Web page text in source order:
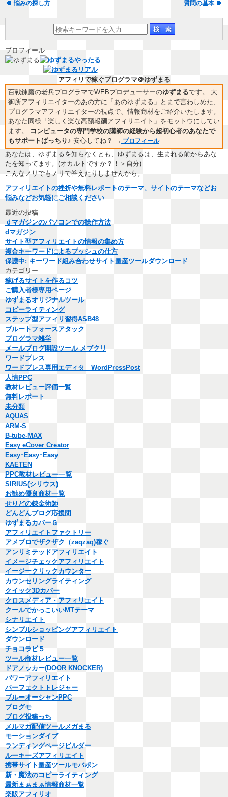
悩みの探し方 質問の基本
プロフィール
アフィリで稼ぐプログラマ＠ゆずまる
百戦錬磨の老兵プログラマでWEBプロデューサーのゆずまるです。 大
御所アフィリエイターのあの方に「あのゆずまる」とまで言わしめた、
プログラマアフィリエイターの視点で、情報商材をご紹介いたします。
あなた同様「楽しく楽な高額報酬アフィリエイト」をモットウにしてい
ます。
コンピュータの専門学校の講師の経験から超初心者のあなたで
もサポートばっちり♪ 安心してね？ → プロフィール
あなたは、ゆずまるを知らなくとも、ゆずまるは、生まれる前からあな
たを知ってます。(オカルトですか？！＞自分)
こんなノリでもノリで答えたりしませんから。
アフィリエイトの挫折や無料レポートのテーマ、サイトのテーマなどお
悩みなどお気軽にご相談ください
最近の投稿
ｄマガジンのパソコンでの操作方法
dマガジン
サイト型アフィリエイトの情報の集め方
複合キーワードによるプッシュの仕方
保護中: キーワード組み合わせサイト量産ツールダウンロード
カテゴリー
稼げるサイトを作るコツ
ご購入者様専用ページ
ゆずまるオリジナルツール
コピーライティング
ステップ型アフィリ習得ASB48
ブルートフォースアタック
プログラマ雑学
メールブログ開設ツール メブクリ
ワードプレス
ワードプレス専用エディタ WordPressPost
人情PPC
教材レビュー評価一覧
無料レポート
未分類
AQUAS
ARM-S
B-tube-MAX
Easy eCover Creator
Easy･Easy･Easy
KAETEN
PPC教材レビュー一覧
SIRIUS(シリウス)
お勧め優良商材一覧
せりどの錬金術師
どんどんブログ応援団
ゆずまるカバーＧ
アフィリエイトファクトリー
アメブロでザクザク（zaqzaq)稼ぐ
アンリミテッドアフィリエイト
イメージチェックアフィリエイト
イージークリックカウンター
カウンセリングライティング
クイック3Dカバー
クロスメディア・アフィリエイト
クールでかっこいいMTテーマ
シナリエイト
シンプルショッピングアフィリエイト
ダウンロード
チョコラビ５
ツール商材レビュー一覧
ドアノッカー(DOOR KNOCKER)
パワーアフィリエイト
パーフェクトトレジャー
ブルーオーシャンPPC
ブログモ
ブログ投稿っち
メルマガ配信ツールメガまる
モーションダイブ
ランディングページビルダー
ルーキーズアフィリエイト
携帯サイト量産ツールモバポン
新・魔法のコピーライティング
最新まぁまぁ情報商材一覧
楽販アフィリオ